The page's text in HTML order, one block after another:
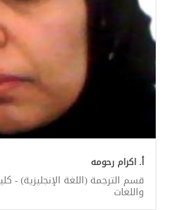
أ. اكرام رحومه
قسم الترجمة (اللغة الإنجليزية) -
واللغات